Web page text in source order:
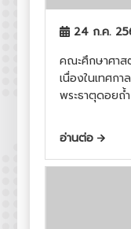
24 ก.ค.
คณะศึกษาศาส
เนื่องในเทศก
พระธาตุดอยถ้ำ
อ่านต่อ